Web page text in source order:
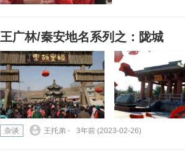
王广林/秦安地名系列之：陇城
杂谈 王托弟 ⋅ 3年前 (2023-02-26)